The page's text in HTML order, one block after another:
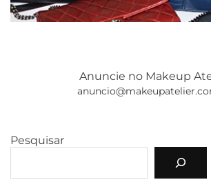
Anuncie no Makeup
Pesquisar